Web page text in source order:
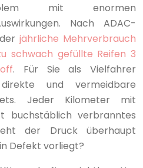
mit enormen
Nach ADAC-
jährliche Mehrverbrauch
schwach gefüllte Reifen 3
. Für Sie als Vielfahrer
und vermeidbare
Jeder Kilometer mit
buchstäblich verbranntes
der Druck überhaupt
Defekt vorliegt?